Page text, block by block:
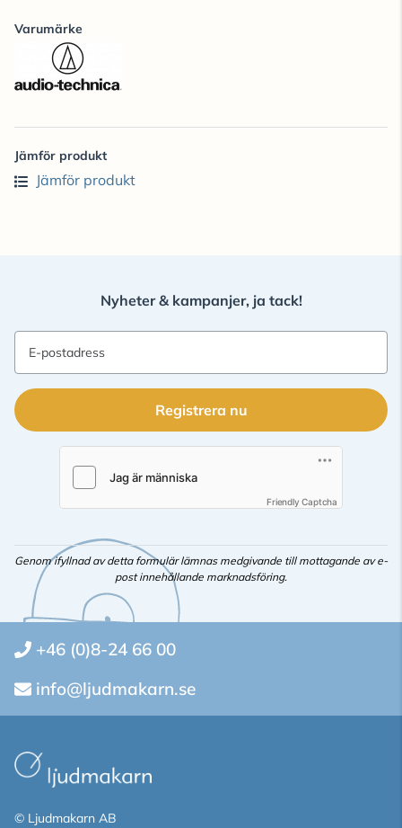
Varumärke
Jämför produkt
Jämför produkt
Nyheter & kampanjer, ja tack!
E-postadress
Registrera nu
Friendly Captcha
Genom ifyllnad av detta formulär lämnas medgivande till mottagande av e-
post innehållande marknadsföring.
+46 (0)8-24 66 00
info@ljudmakarn.se
© Ljudmakarn AB